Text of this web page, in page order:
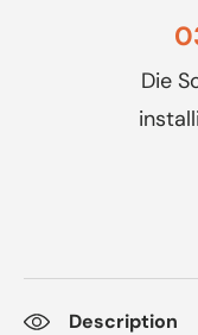
Die
Description